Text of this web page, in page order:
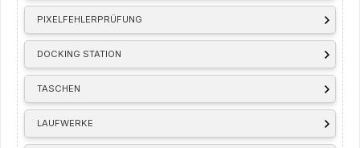
PIXELFEHLERPRÜFUNG
DOCKING STATION
TASCHEN
LAUFWERKE